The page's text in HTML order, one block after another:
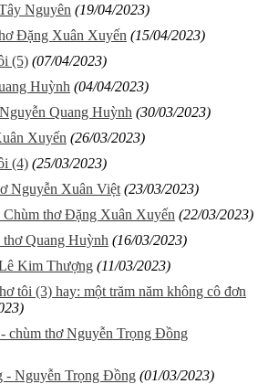
Nguyên (19/04/2023)
Đặng Xuân Xuyến (15/04/2023)
(5) (07/04/2023)
Huỳnh (04/04/2023)
Quang Huỳnh (30/03/2023)
Xuyến (26/03/2023)
(4) (25/03/2023)
Nguyễn Xuân Việt (23/03/2023)
Chùm thơ Đặng Xuân Xuyến (22/03/2023)
Quang Huỳnh (16/03/2023)
Kim Thượng (11/03/2023)
tôi (3) hay: một trăm năm không cô đơn
chùm thơ Nguyễn Trọng Đồng
- Nguyễn Trọng Đồng (01/03/2023)